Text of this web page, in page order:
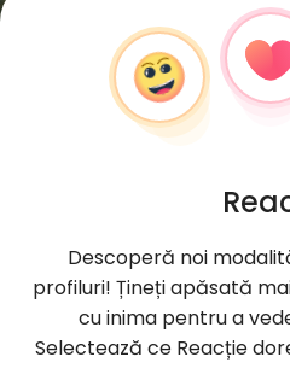
Descoperă noi
profiluri! Țineți apăsată
cu inima pentru a
Selectează ce Reacție